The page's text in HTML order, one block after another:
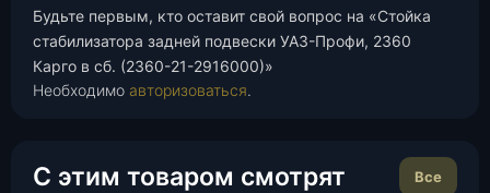
Будьте первым, кто оставит свой вопрос на «Стойка
стабилизатора задней подвески УАЗ-Профи, 2360
Карго в сб. (2360-21-2916000)»
Необходимо авторизоваться.
С этим товаром смотрят Все